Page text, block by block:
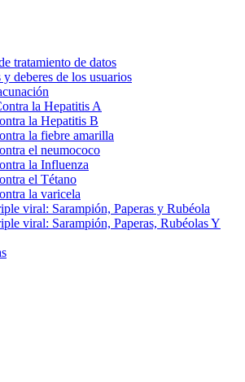
tratamiento de datos
y deberes de los usuarios
la Hepatitis A
la Hepatitis B
la fiebre amarilla
el neumococo
la Influenza
el Tétano
la varicela
viral: Sarampión, Paperas y Rubéola
viral: Sarampión, Paperas, Rubéolas Y